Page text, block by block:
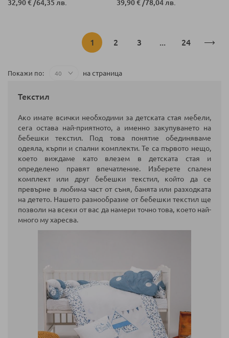
32,90 €/64,35 лв. 39,90 €/78,04 лв.
В
1 Страница
2 Страница
3 ... Страница
24
Покажи по на страница
Текстил
Ако имате всички необходими за детската стая мебели,
сега остава най-приятното, а именно закупуването на
бебешки текстил. Под това понятие обединяваме
одеяла, кърпи и спални комплекти. Те са първото нещо,
което виждаме като влезем в детската стая и
определено правят впечатление. Изберете спален
комплект или друг бебешки текстил, който да се
превърне в любима част от съня, банята или разходката
на детето. Нашето разнообразие от бебешки текстил ще
позволи на всеки от вас да намери точно това, което най-
много му харесва.